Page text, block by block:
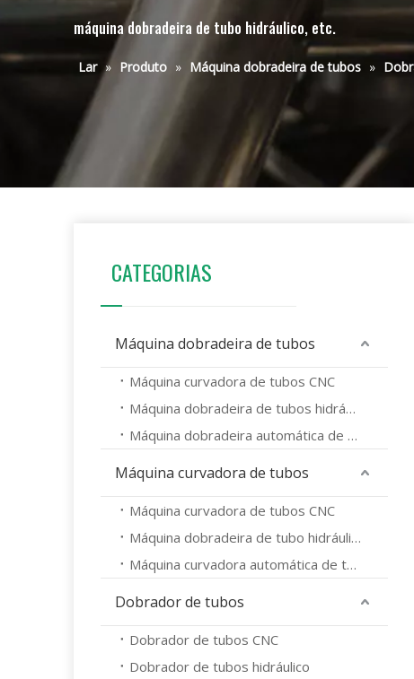
máquina dobradeira de tubo hidráulico, etc.
Lar » Produto » Máquina dobradeira de tubos »
CATEGORIAS
Máquina dobradeira de tubos
Máquina curvadora de tubos CNC
Máquina dobradeira de tubos hidráulicos
Máquina dobradeira automática de tubos
Máquina curvadora de tubos
Máquina curvadora de tubos CNC
Máquina dobradeira de tubo hidráulico
Máquina curvadora automática de tubos
Dobrador de tubos
Dobrador de tubos CNC
Dobrador de tubos hidráulico